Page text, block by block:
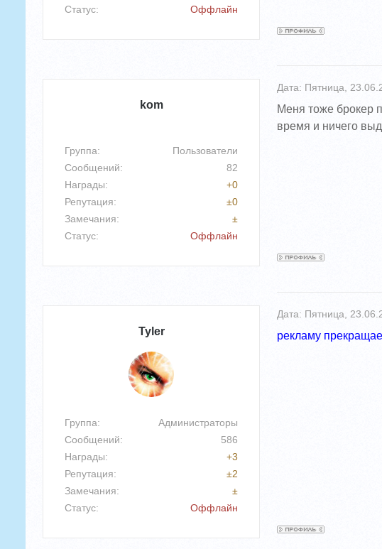
Статус:
Оффлайн
kom
Дата: Пятница,
Группа: Пользователи
Сообщений: 82
Награды:
0
+
Репутация:
0
±
Замечания:
±
Статус:
Оффлайн
Меня тоже брокер
время и ничего
Tyler
Дата: Пятница,
Группа: Администраторы
Сообщений: 586
Награды:
3
+
Репутация:
2
±
Замечания:
±
Статус:
Оффлайн
рекламу